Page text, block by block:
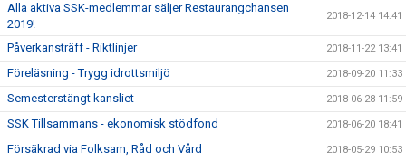
Alla aktiva SSK-medlemmar säljer Restaurangchansen
2019!
2018-12-14 14:41
Påverkansträff - Riktlinjer 2018-11-22 13:41
Föreläsning - Trygg idrottsmiljö 2018-09-20 11:33
Semesterstängt kansliet 2018-06-28 11:59
SSK Tillsammans - ekonomisk stödfond 2018-06-20 18:41
Försäkrad via Folksam, Råd och Vård 2018-05-29 10:53